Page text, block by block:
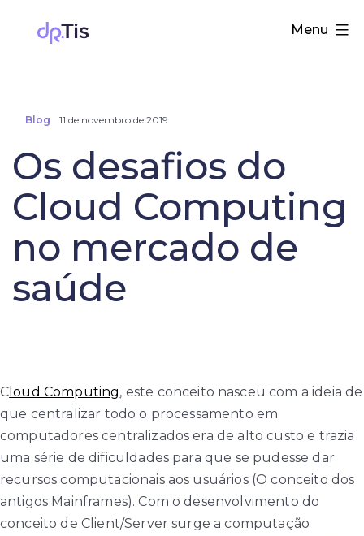
Menu
Blog 11 de novembro de 2019
Os desafios do
Cloud Computing
no mercado de
saúde
C loud Computing, este conceito nasceu com a ideia de
que centralizar todo o processamento em
computadores centralizados era de alto custo e trazia
uma série de dificuldades para que se pudesse dar
recursos computacionais aos usuários (O conceito dos
antigos Mainframes). Com o desenvolvimento do
conceito de Client/Server surge a computação